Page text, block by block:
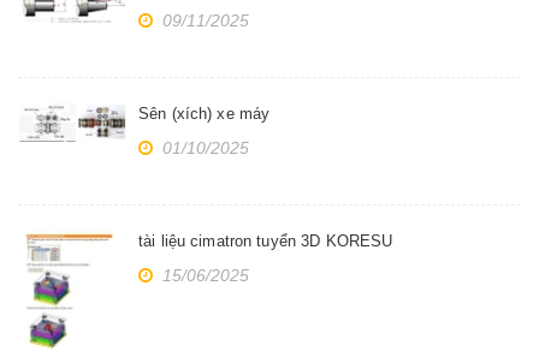
09/11/2025
Sên (xích) xe máy
01/10/2025
tài liệu cimatron tuyển 3D KORESU
15/06/2025